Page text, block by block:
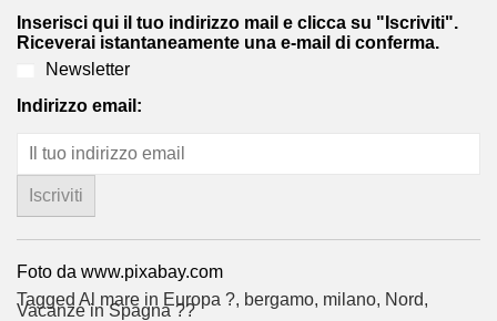
Inserisci qui il tuo indirizzo mail e clicca su "Iscriviti".
Riceverai istantaneamente una e-mail di conferma.
Newsletter
Indirizzo email:
Foto da www.pixabay.com
Tagged Al mare in Europa ?️, bergamo, milano, Nord,
Vacanze in Spagna ??